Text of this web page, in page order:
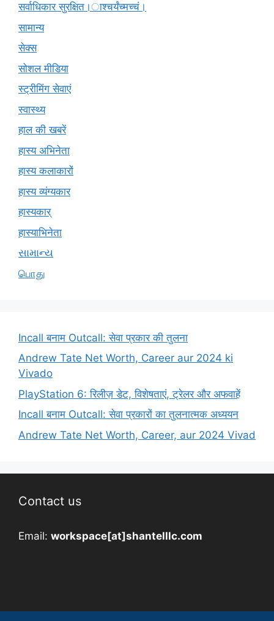
सर्वाधिकार सुरक्षित।ाश्चर्यंच्मच्चं।
सामान्य
सेक्स
सोशल मीडिया
स्ट्रीमिंग सेवाएं
स्वास्थ्य
हाल की खबरें
हास्य अभिनेता
हास्य कलाकारों
हास्य व्यंग्यकार
हास्यकार्
हास्याभिनेता
સામાન્ય
பொது
Incall बनाम Outcall: सेवा प्रकार की तुलना
Andrew Tate Net Worth, Career aur 2024 ki
Vivado
PlayStation 6: रिलीज़ डेट, विशेषताएं, ट्रेलर और अफवाहें
Incall बनाम Outcall: सेवा प्रकारों का तुलनात्मक अध्ययन
Andrew Tate Net Worth, Career, aur 2024 Vivad
Contact us
Email: workspace[at]shantelllc.com